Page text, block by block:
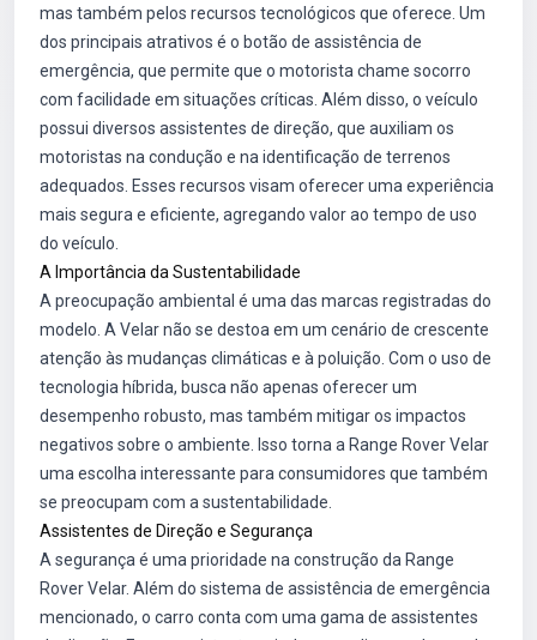
mas também pelos recursos tecnológicos que oferece. Um
dos principais atrativos é o botão de assistência de
emergência, que permite que o motorista chame socorro
com facilidade em situações críticas. Além disso, o veículo
possui diversos assistentes de direção, que auxiliam os
motoristas na condução e na identificação de terrenos
adequados. Esses recursos visam oferecer uma experiência
mais segura e eficiente, agregando valor ao tempo de uso
do veículo.
A Importância da Sustentabilidade
A preocupação ambiental é uma das marcas registradas do
modelo. A Velar não se destoa em um cenário de crescente
atenção às mudanças climáticas e à poluição. Com o uso de
tecnologia híbrida, busca não apenas oferecer um
desempenho robusto, mas também mitigar os impactos
negativos sobre o ambiente. Isso torna a Range Rover Velar
uma escolha interessante para consumidores que também
se preocupam com a sustentabilidade.
Assistentes de Direção e Segurança
A segurança é uma prioridade na construção da Range
Rover Velar. Além do sistema de assistência de emergência
mencionado, o carro conta com uma gama de assistentes